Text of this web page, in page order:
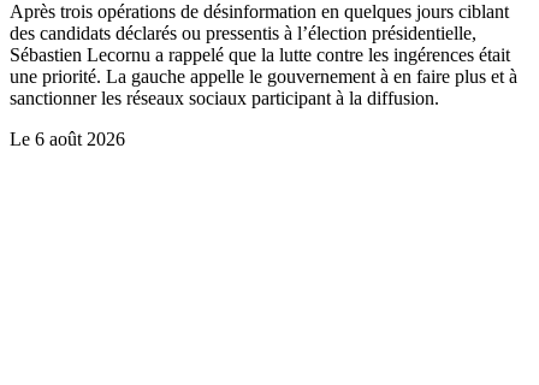
Après trois opérations de désinformation en quelques jours ciblant
des candidats déclarés ou pressentis à l’élection présidentielle,
Sébastien Lecornu a rappelé que la lutte contre les ingérences était
une priorité. La gauche appelle le gouvernement à en faire plus et à
sanctionner les réseaux sociaux participant à la diffusion.
Le 6 août 2026